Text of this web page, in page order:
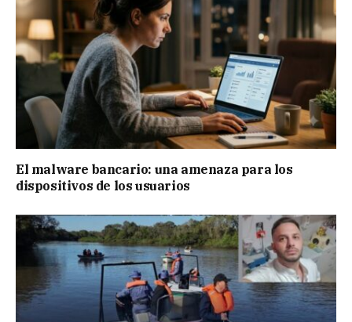
El malware bancario: una amenaza para los
dispositivos de los usuarios